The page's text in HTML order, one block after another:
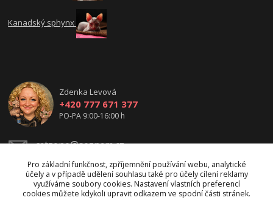
Kanadský sphynx
Zdenka Levová
+420 777 671 377
PO-PA 9:00-16:00 h
catzone@seznam.cz
Pro základní funkčnost, zpříjemnění používání webu, analytické
účely a v případě udělení souhlasu také pro účely cílení reklamy
využíváme soubory cookies. Nastavení vlastních preferencí
cookies můžete kdykoli upravit odkazem ve spodní části stránek.